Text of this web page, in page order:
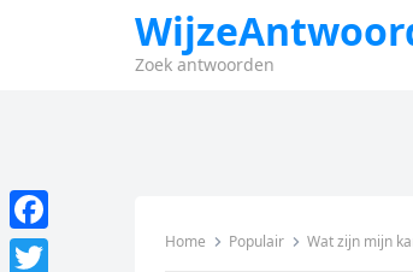
Zoek antwoorden
Home Populair Wat zijn mijn
F